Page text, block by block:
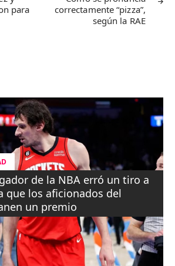
para
correctamente “pizza”,
según la RAE
de la NBA erró un tiro a
que los aficionados del
un premio